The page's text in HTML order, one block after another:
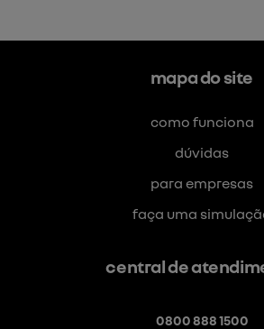
mapa do site
como funciona
dúvidas
para empresas
faça uma
central de
0800 888 1500